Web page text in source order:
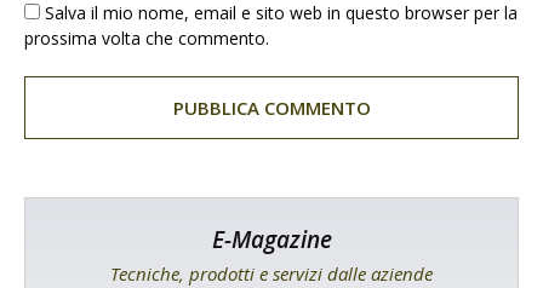
Salva il mio nome, email e sito web in questo browser per la
prossima volta che commento.
E-Magazine
Tecniche, prodotti e servizi dalle aziende